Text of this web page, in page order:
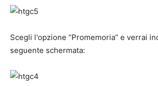
Scegli l'opzione “Promemoria” e verrai
seguente schermata: